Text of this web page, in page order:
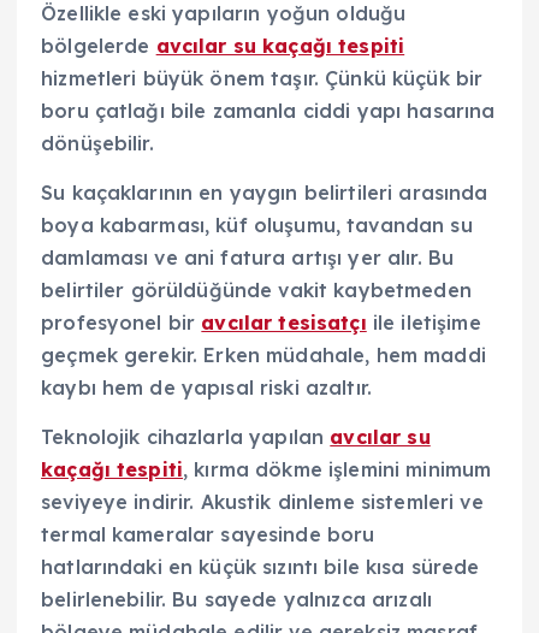
Özellikle eski yapıların yoğun olduğu
bölgelerde avcılar su kaçağı tespiti
hizmetleri büyük önem taşır. Çünkü küçük bir
boru çatlağı bile zamanla ciddi yapı hasarına
dönüşebilir.
Su kaçaklarının en yaygın belirtileri arasında
boya kabarması, küf oluşumu, tavandan su
damlaması ve ani fatura artışı yer alır. Bu
belirtiler görüldüğünde vakit kaybetmeden
profesyonel bir avcılar tesisatçı ile iletişime
geçmek gerekir. Erken müdahale, hem maddi
kaybı hem de yapısal riski azaltır.
Teknolojik cihazlarla yapılan avcılar su
kaçağı tespiti, kırma dökme işlemini minimum
seviyeye indirir. Akustik dinleme sistemleri ve
termal kameralar sayesinde boru
hatlarındaki en küçük sızıntı bile kısa sürede
belirlenebilir. Bu sayede yalnızca arızalı